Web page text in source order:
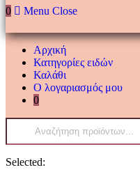
0 Menu Close
Αρχική
Κατηγορίες ειδών
Καλάθι
Ο λογαριασμός μου
0
Products
Selected: